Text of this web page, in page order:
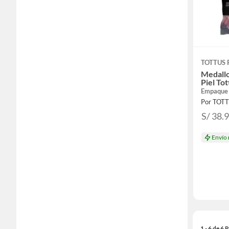
TOTTUS
Piel
Por
S/
Envío